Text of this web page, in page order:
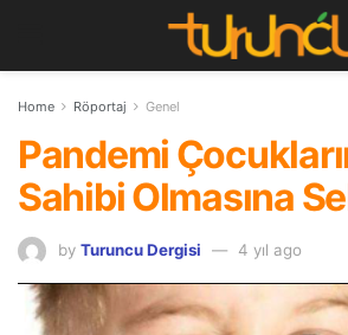
Home Röportaj Genel
Pandemi
Sahibi Olmasına
by Turuncu Dergisi 4 yıl ago